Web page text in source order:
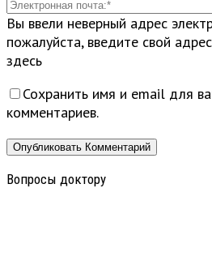
Вы ввели неверный адрес
пожалуйста, введите свой
здесь
Сохранить имя и email для
комментариев.
Вопросы доктору